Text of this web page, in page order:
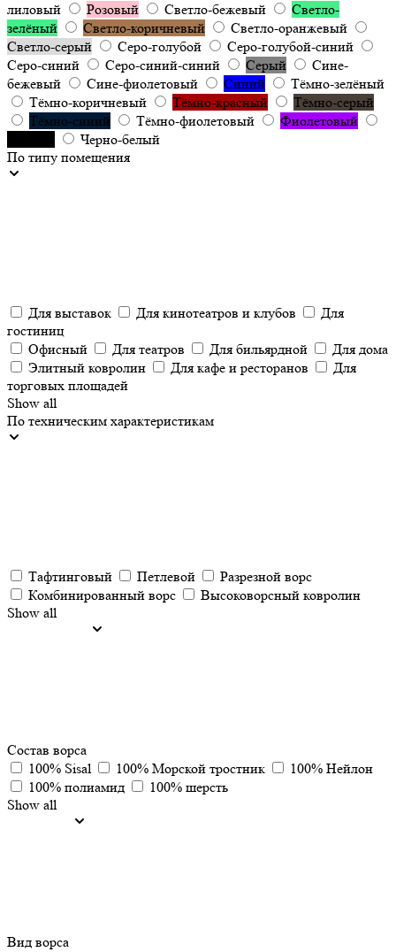
лиловый
Розовый Светло-бежевый
Светло-
зелёный
Светло-коричневый
Светло-оранжевый
Светло-серый
Серо-голубой
Серо-голубой-синий
Серо-синий
Серо-синий-синий Серый
Сине-
бежевый
Сине-фиолетовый Синий
Тёмно-зелёный
Тёмно-коричневый
Тёмно-красный
Тёмно-серый
Тёмно-синий
Тёмно-фиолетовый
Фиолетовый
Черно-белый
По типу помещения
Для выставок Для кинотеатров и клубов
Для
гостиниц
Офисный
Для театров Для бильярдной
Для дома
Элитный ковролин
Для кафе и ресторанов
Для
торговых площадей
Show all
По техническим характеристикам
Тафтинговый Петлевой
Разрезной ворс
Комбинированный ворс
Высоковорсный ковролин
Show all
Состав ворса
100% Sisal
100% Морской тростник
100% Нейлон
100% полиамид
100% шерсть
Show all
Вид ворса